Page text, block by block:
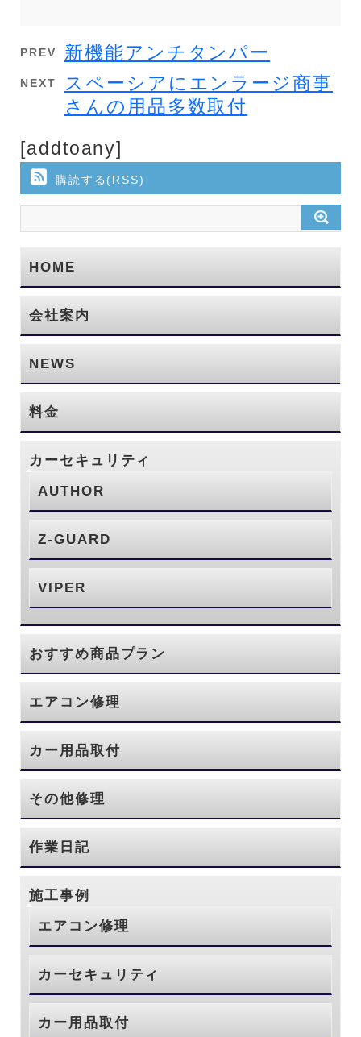
PREV 新機能アンチタンパー
NEXT
スペーシアにエンラージ商事
さんの用品多数取付
[addtoany]
購読する(RSS)
HOME
会社案内
NEWS
料金
カーセキュリティ
AUTHOR
Z-GUARD
VIPER
おすすめ商品プラン
エアコン修理
カー用品取付
その他修理
作業日記
施工事例
エアコン修理
カーセキュリティ
カー用品取付